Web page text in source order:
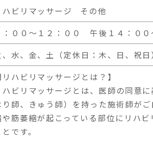
ビリマッサージ
その他
：００～１２：００ 午後１４：００
水、金、土（定休日：木、日、祝日
リハビリマッサージとは？】
ハビリマッサージとは、医師の同意
り師、きゅう師）を持った施術師が
筋萎縮が起こっている部位にリハ
です。